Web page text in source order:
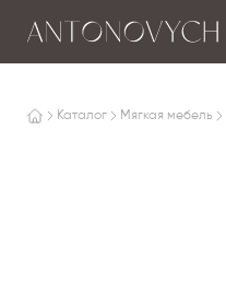
Каталог Мягкая мебель